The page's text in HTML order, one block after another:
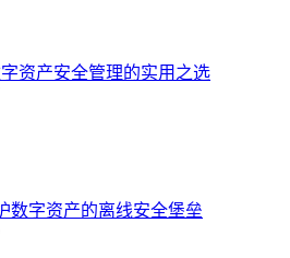
资产安全管理的实用之选
数字资产的离线安全堡垒